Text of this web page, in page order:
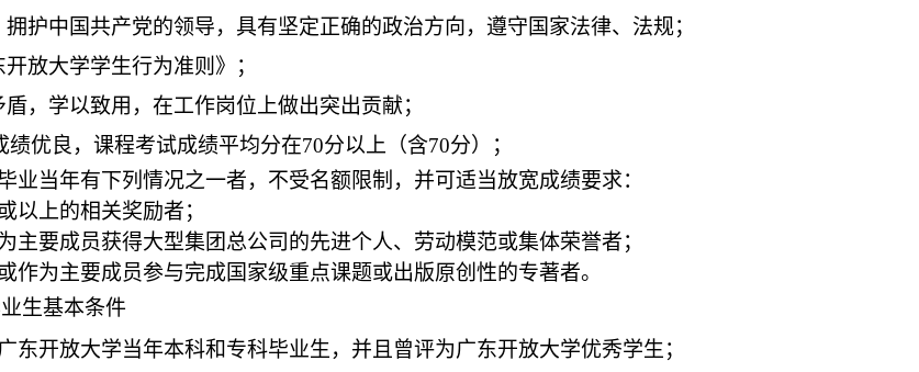
拥护中国共产党的领导，具有坚定正确的政治方向，遵守国家法律、法规；
放大学学生行为准则》；
，学以致用，在工作岗位上做出突出贡献；
绩优良，课程考试成绩平均分在70分以上（含70分）；
业当年有下列情况之一者，不受名额限制，并可适当放宽成绩要求：
以上的相关奖励者；
主要成员获得大型集团总公司的先进个人、劳动模范或集体荣誉者；
作为主要成员参与完成国家级重点课题或出版原创性的专著者。
生基本条件
东开放大学当年本科和专科毕业生，并且曾评为广东开放大学优秀学生；